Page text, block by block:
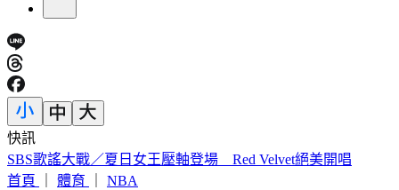
快訊
網傳台中「送肉粽到彰化芳苑殯儀館」化煞 鄉公所駁斥
首頁
體育 NBA